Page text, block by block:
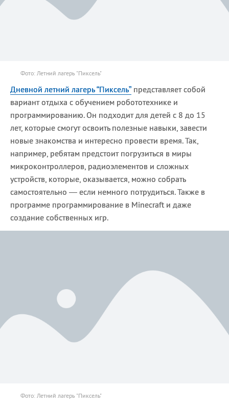
Фото: Летний лагерь "Пиксель"
Дневной летний лагерь “Пиксель” представляет собой
вариант отдыха с обучением робототехнике и
программированию. Он подходит для детей с 8 до 15
лет, которые смогут освоить полезные навыки, завести
новые знакомства и интересно провести время. Так,
например, ребятам предстоит погрузиться в миры
микроконтроллеров, радиоэлементов и сложных
устройств, которые, оказывается, можно собрать
самостоятельно — если немного потрудиться. Также в
программе программирование в Minecraft и даже
создание собственных игр.
Фото: Летний лагерь "Пиксель"